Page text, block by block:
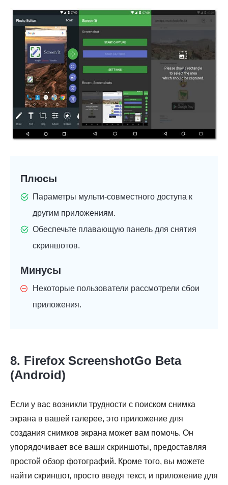
Плюсы
Параметры мульти-совместного доступа к
другим приложениям.
Обеспечьте плавающую панель для снятия
скриншотов.
Минусы
Некоторые пользователи рассмотрели сбои
приложения.
8. Firefox ScreenshotGo Beta
(Android)
Если у вас возникли трудности с поиском снимка
экрана в вашей галерее, это приложение для
создания снимков экрана может вам помочь. Он
упорядочивает все ваши скриншоты, предоставляя
простой обзор фотографий. Кроме того, вы можете
найти скриншот, просто введя текст, и приложение для